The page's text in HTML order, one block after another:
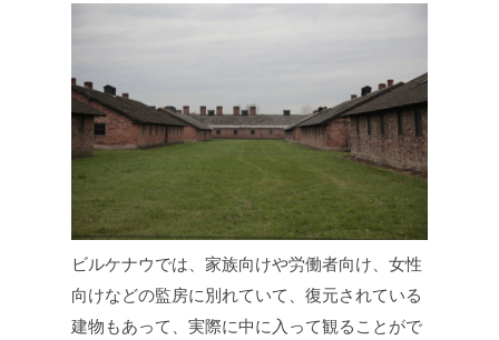
ビルケナウでは、家族向けや労働者向け、女性
向けなどの監房に別れていて、復元されている
建物もあって、実際に中に入って観ることがで